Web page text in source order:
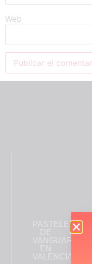
Web
PASTELERÍA
DE
VANGUARDIA
EN
VALENCIA